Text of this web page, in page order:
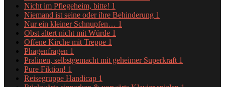
Nicht im Pflegeheim, bitte! 1
Niemand ist seine oder ihre Behinderung 1
Nur ein kleiner Schnupfen… 1
Obst altert nicht mit Würde 1
Offene Kirche mit Treppe 1
Phagenfragen 1
Pralinen, selbstgemacht mit geheimer Superkraft 1
Pure Fiktion! 1
Reisegruppe Handicap 1